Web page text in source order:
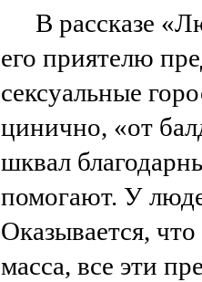
В рассказе
его приятелю
сексуальные
цинично, «от
шквал
помогают. У
Оказывается,
масса, все эти